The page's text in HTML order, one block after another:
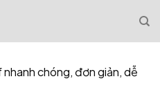
nhanh chóng, đơn giản, dễ